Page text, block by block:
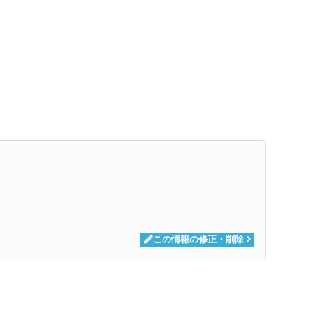
この情報の修正・削除